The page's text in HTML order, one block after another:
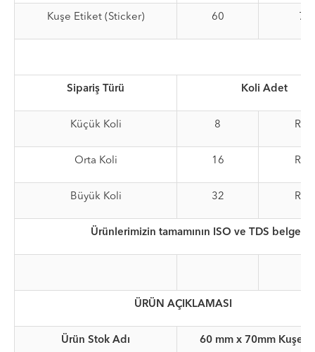
Kuşe Etiket (Sticker) 60 70
Sipariş Türü Koli Adet
Küçük Koli 8
Orta Koli 16
Büyük Koli 32
Ürünlerimizin tamamının ISO ve TDS
ÜRÜN AÇIKLAMASI
Ürün Stok Adı 60 mm x 70mm Kuşe